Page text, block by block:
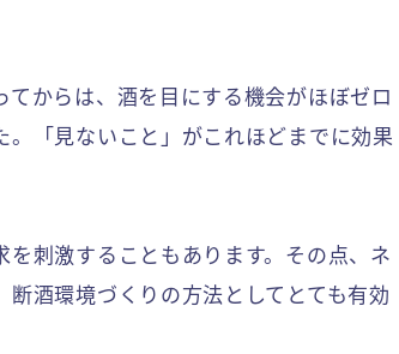
からは、酒を目にする機会がほぼゼロ
「見ないこと」がこれほどまでに効果
刺激することもあります。その点、ネ
酒環境づくりの方法としてとても有効